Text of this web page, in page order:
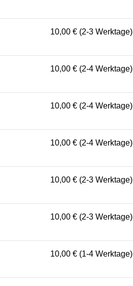
10,00 € (2-3 Werktage)
10,00 € (2-4 Werktage)
10,00 € (2-4 Werktage)
10,00 € (2-4 Werktage)
10,00 € (2-3 Werktage)
10,00 € (2-3 Werktage)
10,00 € (1-4 Werktage)